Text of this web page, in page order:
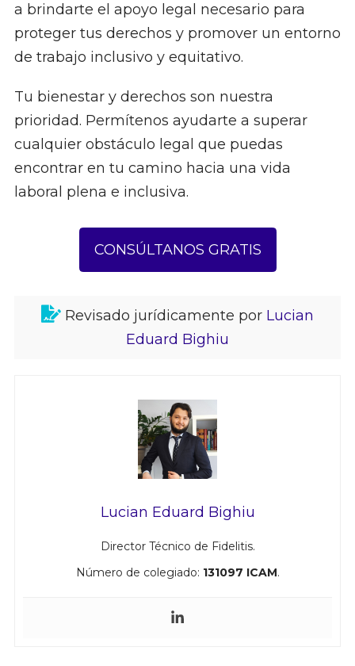
a brindarte el apoyo legal necesario para
proteger tus derechos y promover un entorno
de trabajo inclusivo y equitativo.
Tu bienestar y derechos son nuestra
prioridad. Permítenos ayudarte a superar
cualquier obstáculo legal que puedas
encontrar en tu camino hacia una vida
laboral plena e inclusiva.
CONSÚLTANOS GRATIS
Revisado jurídicamente por Lucian
Eduard Bighiu
Lucian Eduard Bighiu
Director Técnico de Fidelitis.
Número de colegiado: 131097 ICAM.